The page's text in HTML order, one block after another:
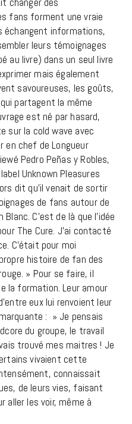
fans forment une vraie
échangent informations,
leurs témoignages
au livre) dans un seul livre
mais également
savoureuses, les goûts,
partagent la même
est né par hasard,
sur la cold wave avec
en chef de Longueur
Pedro Peñas y Robles,
Unknown Pleasures
dit qu’il venait de sortir
de fans autour de
C’est de là que l’idée
The Cure. J’ai contacté
C’était pour moi
histoire de fan des
» Pour se faire, il
la formation. Leur amour
eux lui renvoient leur
: » Je pensais
du groupe, le travail
trouvé mes maitres ! Je
vivaient cette
connaissait
de leurs vies, faisant
aller les voir, même à